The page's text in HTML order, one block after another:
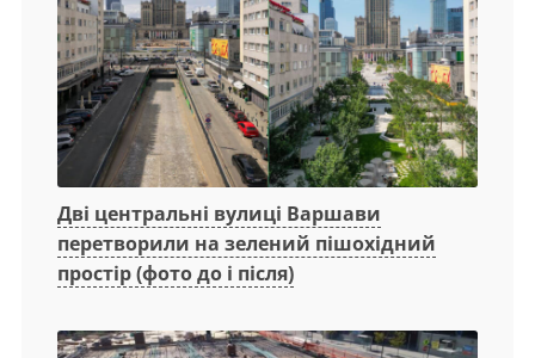
Дві центральні вулиці Варшави
перетворили на зелений пішохідний
простір (фото до і після)